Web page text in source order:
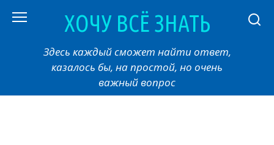
ХОЧУ ВСЁ ЗНАТЬ
Здесь каждый сможет найти ответ,
казалось бы, на простой, но очень
важный вопрос